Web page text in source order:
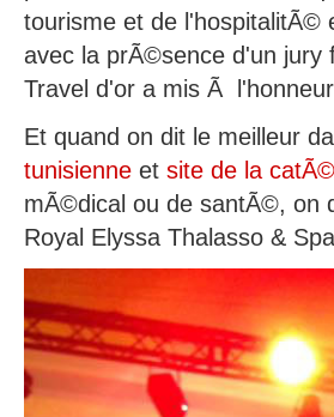
tourisme et de
avec la prÃ©sence d'un
Travel d'or a mis Ã
Et quand on dit le meilleur
tunisienne et site de la
mÃ©dical ou de santÃ©, on
Royal Elyssa Thalasso &